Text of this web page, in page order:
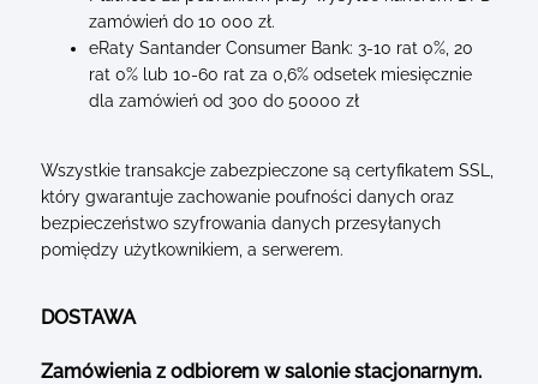
zamówień do 10 000 zł.
eRaty Santander Consumer Bank: 3-10 rat 0%, 20
rat 0% lub 10-60 rat za 0,6% odsetek miesięcznie
dla zamówień od 300 do 50000 zł
Wszystkie transakcje zabezpieczone są certyfikatem SSL,
który gwarantuje zachowanie poufności danych oraz
bezpieczeństwo szyfrowania danych przesyłanych
pomiędzy użytkownikiem, a serwerem.
DOSTAWA
Zamówienia z odbiorem w salonie stacjonarnym.